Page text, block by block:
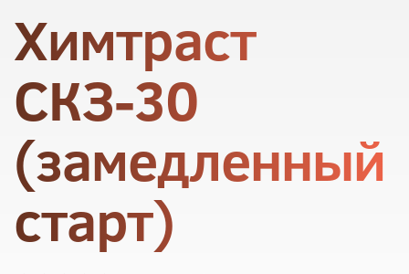
Химтраст
СКЗ-30
(замедленный
старт)